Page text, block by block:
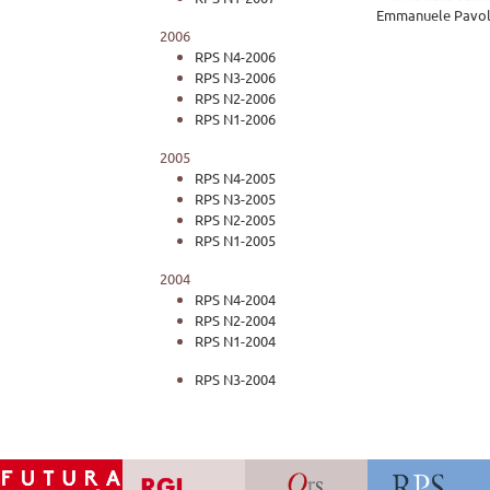
2006
RPS N4-2006
RPS N3-2006
RPS N2-2006
RPS N1-2006
2005
RPS N4-2005
RPS N3-2005
RPS N2-2005
RPS N1-2005
2004
RPS N4-2004
RPS N2-2004
RPS N1-2004
RPS N3-2004
Emmanuele